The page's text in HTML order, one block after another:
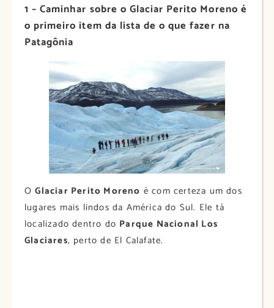
1 – Caminhar sobre o Glaciar Perito Moreno é
o primeiro item da lista de o que fazer na
Patagônia
OGlaciar Perito Moreno é com certeza um dos
lugares mais lindos da América do Sul. Ele tá
localizado dentro do Parque Nacional Los
Glaciares, perto de El Calafate.